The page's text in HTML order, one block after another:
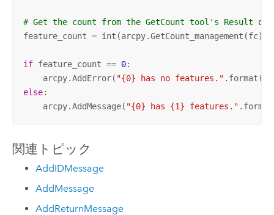
# Get the count from the GetCount tool's Result
feature_count = int(arcpy.GetCount_management(fc)[
if feature_count == 0:
    arcpy.AddError(
"{0} has no features."
else:
    arcpy.AddMessage(
"{0} has {1} features."
関連トピック
AddIDMessage
AddMessage
AddReturnMessage